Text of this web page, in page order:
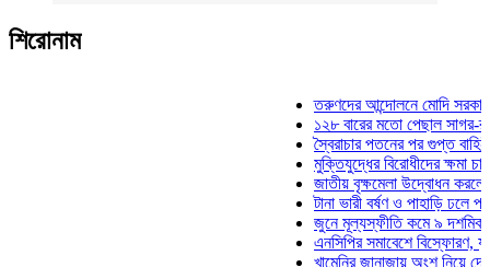
শিরোনাম
তরুণদের আন্দোলনে মোদি সরকার
১২৮ বারের মতো পেছাল সাগর-রুনি
স্বৈরাচার পতনের পর গুপ্ত বাহিনীর
মুক্তিযুদ্ধের বিরোধীদের ক্ষমা চাইতে
জাতীয় বৃক্ষমেলা উদ্বোধন করলেন
টানা ভারী বর্ষণ ও পাহাড়ি ঢলে
জুনে মূল্যস্ফীতি কমে ৯ দশমিক ১৬
এনসিপির সমাবেশে বিস্ফোরণ,
খামেনির জানাজায় অংশ নিয়ে দেশে